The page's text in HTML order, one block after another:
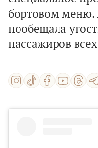
бортовом
пообещала
пассажиров